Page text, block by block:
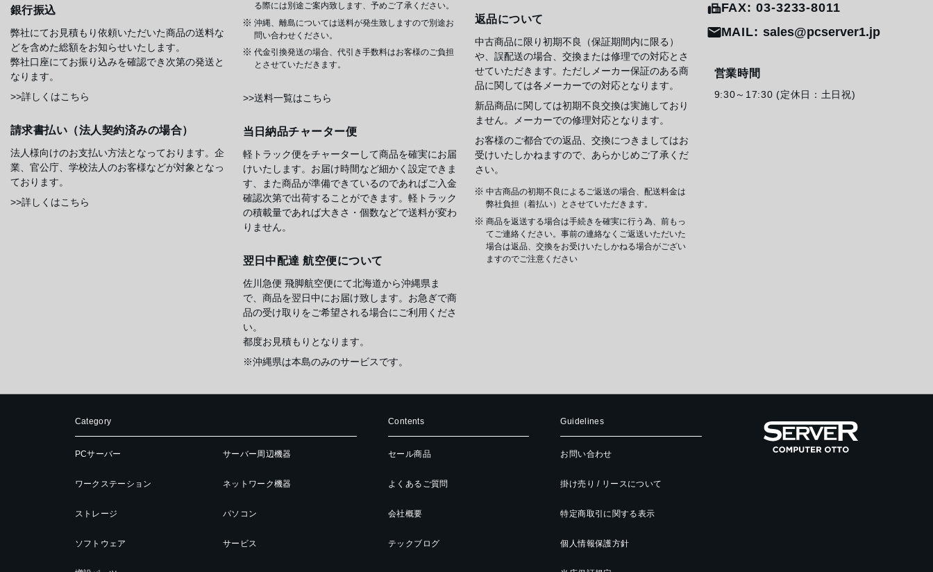
銀行振込
弊社にてお見積もり依頼いただいた商品の送料な
どを含めた総額をお知らせいたします。
弊社口座にてお振り込みを確認でき次第の発送と
なります。
>>詳しくはこちら
請求書払い（法人契約済みの場合）
法人様向けのお支払い方法となっております。企
業、官公庁、学校法人のお客様などが対象となっ
ております。
>>詳しくはこちら
る際には別途ご案内致します、予めご了承ください。
沖縄、離島については送料が発生致しますので別途お
問い合わせください。
代金引換発送の場合、代引き手数料はお客様のご負担
とさせていただきます。
>>送料一覧はこちら
当日納品チャーター便
軽トラック便をチャーターして商品を確実にお届
けいたします。お届け時間など細かく設定できま
す、また商品が準備できているのであればご入金
確認次第で出荷することができます。軽トラック
の積載量であれば大きさ・個数などで送料が変わ
りません。
翌日中配達 航空便について
佐川急便 飛脚航空便にて北海道から沖縄県ま
で、商品を翌日中にお届け致します。お急ぎで商
品の受け取りをご希望される場合にご利用くださ
い。
都度お見積もりとなります。
※沖縄県は本島のみのサービスです。
返品について
中古商品に限り初期不良（保証期間内に限る）
や、誤配送の場合、交換または修理での対応とさ
せていただきます。ただしメーカー保証のある商
品に関しては各メーカーでの対応となります。
新品商品に関しては初期不良交換は実施しており
ません。メーカーでの修理対応となります。
お客様のご都合での返品、交換につきましてはお
受けいたしかねますので、あらかじめご了承くだ
さい。
中古商品の初期不良によるご返送の場合、配送料金は
弊社負担（着払い）とさせていただきます。
商品を返送する場合は手続きを確実に行う為、前もっ
てご連絡ください。事前の連絡なくご返送いただいた
場合は返品、交換をお受けいたしかねる場合がござい
ますのでご注意ください
FAX: 03-3233-8011
MAIL: sales@pcserver1.jp
営業時間
9:30～17:30 (定休日：土日祝)
Category
PCサーバー
ワークステーション
ストレージ
ソフトウェア
サーバー周辺機器
ネットワーク機器
パソコン
サービス
Contents
セール商品
よくあるご質問
会社概要
テックブログ
Guidelines
お問い合わせ
掛け売り / リースについて
特定商取引に関する表示
個人情報保護方針